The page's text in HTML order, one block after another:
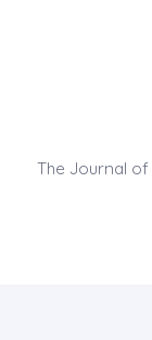
The Journal